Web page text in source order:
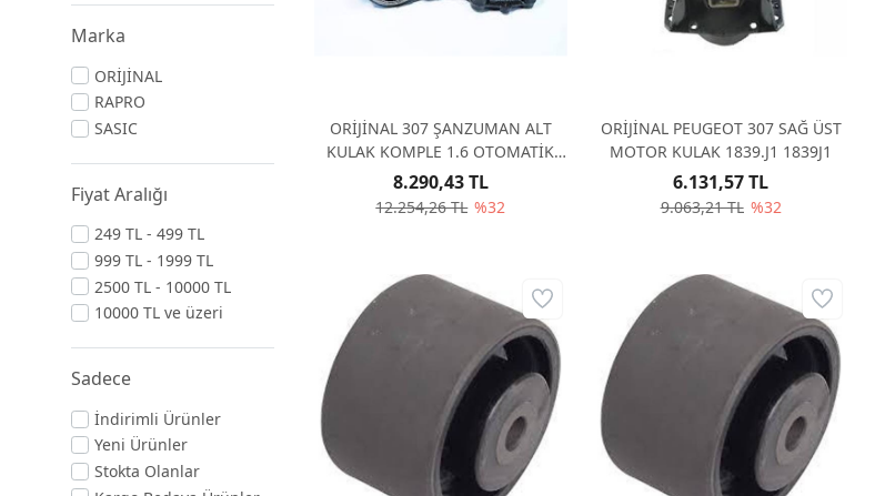
Marka
ORİJİNAL
RAPRO
SASIC
Fiyat Aralığı
249 TL - 499 TL
999 TL - 1999 TL
2500 TL - 10000 TL
10000 TL ve üzeri
Sadece
İndirimli Ürünler
Yeni Ürünler
Stokta Olanlar
ORİJİNAL 307 ŞANZUMAN ALT
KULAK KOMPLE 1.6 OTOMATİK
1807P5
12.254,26 TL %32
8.290,43 TL
ORİJİNAL PEUGEOT 307 SAĞ ÜST
MOTOR KULAK 1839.J1 1839J1
9.063,21 TL %32
6.131,57 TL